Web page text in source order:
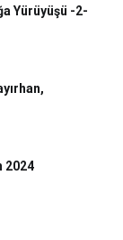
Yürüyüşü -2-
2024